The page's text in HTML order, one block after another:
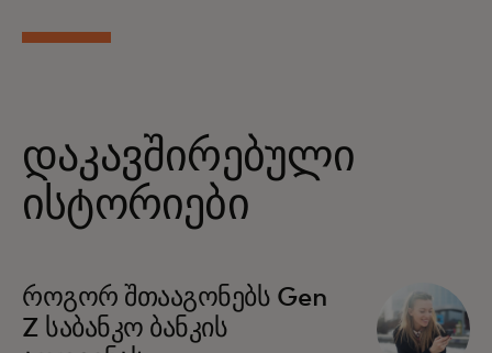
დაკავშირებული
ისტორიები
როგორ შთააგონებს Gen
Z საბანკო ბანკის